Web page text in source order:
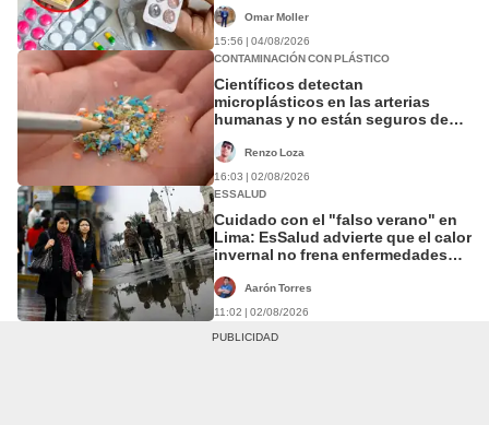
Omar Moller
15:56 | 04/08/2026
CONTAMINACIÓN CON PLÁSTICO
Científicos detectan
microplásticos en las arterias
humanas y no están seguros de
Renzo Loza
16:03 | 02/08/2026
ESSALUD
Cuidado con el "falso verano" en
Lima: EsSalud advierte que el calor
invernal no frena enfermedades
Aarón Torres
11:02 | 02/08/2026